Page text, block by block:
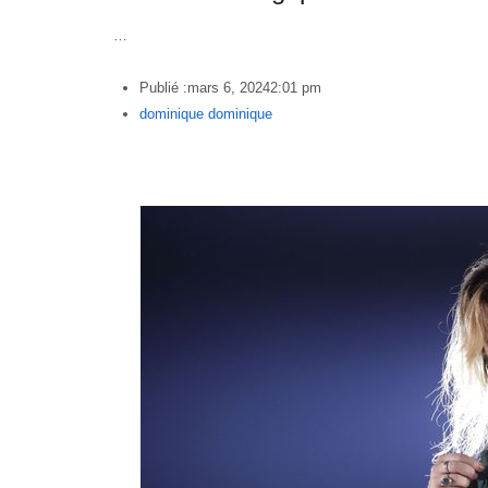
Publié :mars 6, 20242:01 pm
Author
dominique dominique